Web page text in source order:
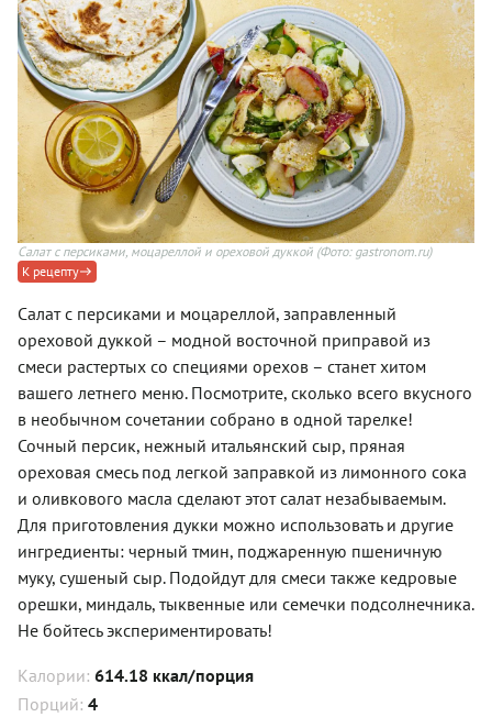
Салат с персиками, моцареллой и ореховой дуккой (Фото: gastronom.ru)
К рецепту
Салат с персиками и моцареллой, заправленный
ореховой дуккой – модной восточной приправой из
смеси растертых со специями орехов – станет хитом
вашего летнего меню. Посмотрите, сколько всего вкусного
в необычном сочетании собрано в одной тарелке!
Сочный персик, нежный итальянский сыр, пряная
ореховая смесь под легкой заправкой из лимонного сока
и оливкового масла сделают этот салат незабываемым.
Для приготовления дукки можно использовать и другие
ингредиенты: черный тмин, поджаренную пшеничную
муку, сушеный сыр. Подойдут для смеси также кедровые
орешки, миндаль, тыквенные или семечки подсолнечника.
Не бойтесь экспериментировать!
Калории: 614.18 ккал/порция
Порций: 4